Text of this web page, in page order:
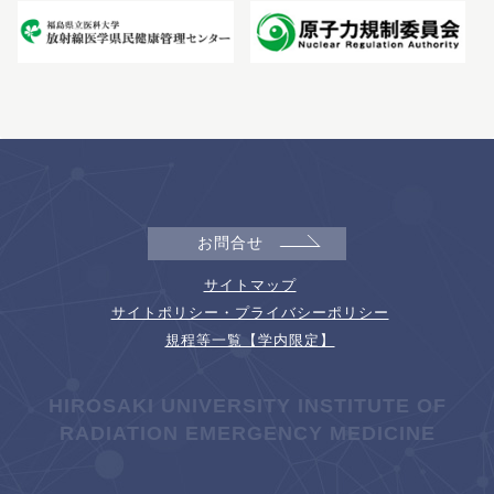
お問合せ
サイトマップ
サイトポリシー・プライバシーポリシー
規程等一覧【学内限定】
HIROSAKI UNIVERSITY INSTITUTE OF
RADIATION EMERGENCY MEDICINE